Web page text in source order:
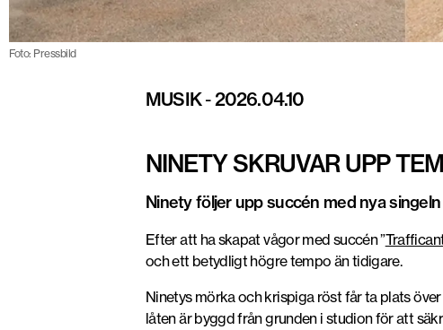
Foto: Pressbild
MUSIK-2026.04.10
NINETY SKRUVAR UPP
Ninety följer upp succén med nya
Efter att ha skapat vågor med succén ”
och ett betydligt högre tempo än tidigare.
Ninetys mörka och krispiga röst får ta plats
låten är byggd från grunden i studion för att